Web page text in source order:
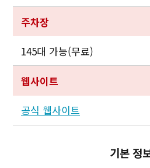
주차장
145대 가능(무료)
웹사이트
공식 웹사이트
기본 정